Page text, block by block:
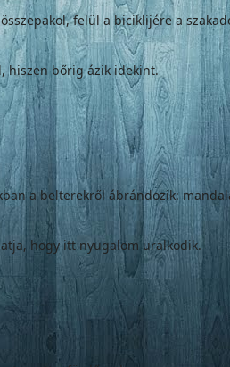
felül a biciklijére a
hiszen bőrig ázik idekint.
a belterekről ábrándozik:
hogy itt nyugalom uralkodik.